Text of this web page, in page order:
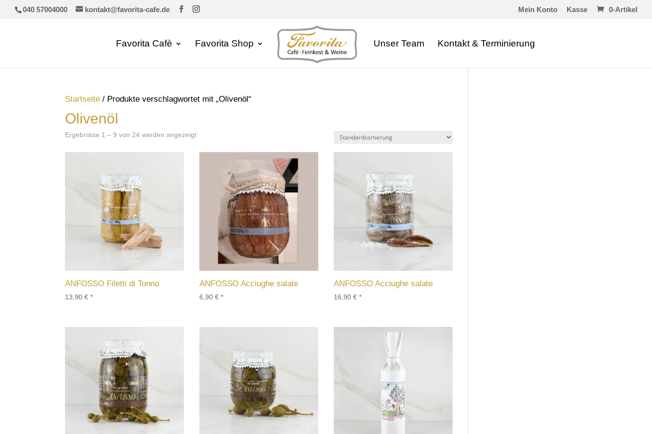
040 57004000 kontakt@favorita-cafe.de Mein Konto Kasse 0-Artikel
Favorita Cafè Favorita Shop Unser Team Kontakt & Terminierung
Startseite / Produkte verschlagwortet mit „Olivenöl“
Olivenöl
Ergebnisse 1 – 9 von 24 werden angezeigt
ANFOSSO Filetti di Tonno
13,90€ *
ANFOSSO Acciughe salate
6,90€ *
ANFOSSO Acciughe salate
16,90€ *